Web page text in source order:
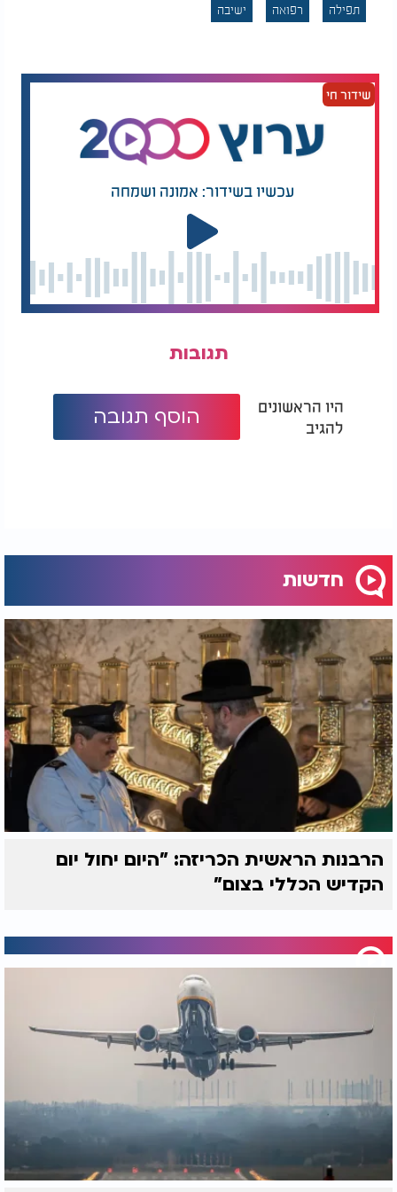
ח וְהוּא, יִפְדֶּה אֶת-יִשְׂרָאֵל-- מִכֹּל, עֲוֺנֹתָיו.
תפילה רפואה ישיבה
שידור חי
עכשיו בשידור: אמונה ושמחה
תגובות
היו הראשונים
להגיב
הוסף תגובה
חדשות
הרבנות הראשית הכריזה: "היום יחול יום
הקדיש הכללי בצום"